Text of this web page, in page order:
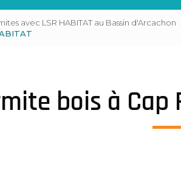
avec LSR HABITAT au Bassin d'Arcachon
bois à Cap